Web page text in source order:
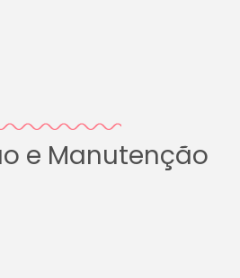
e Manutenção